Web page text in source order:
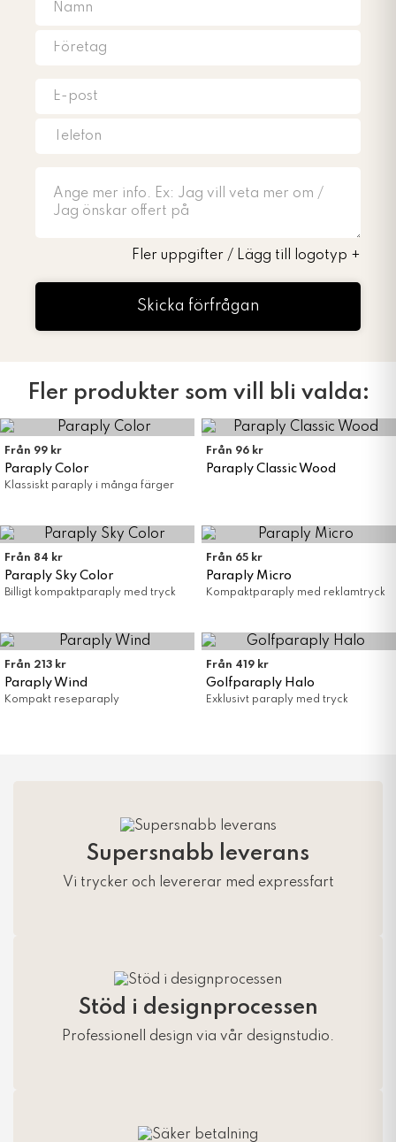
Fler uppgifter / Lägg till logotyp +
Skicka förfrågan
Fler produkter som vill bli valda:
Från 99 kr
Paraply Color
Klassiskt paraply i många färger
Från 96 kr
Paraply Classic Wood
Från 84 kr
Paraply Sky Color
Billigt kompaktparaply med tryck
Från 65 kr
Paraply Micro
Kompaktparaply med reklamtryck
Från 213 kr
Paraply Wind
Kompakt reseparaply
Från 419 kr
Golfparaply Halo
Exklusivt paraply med tryck
Supersnabb leverans
Vi trycker och levererar med expressfart
Stöd i designprocessen
Professionell design via vår designstudio.